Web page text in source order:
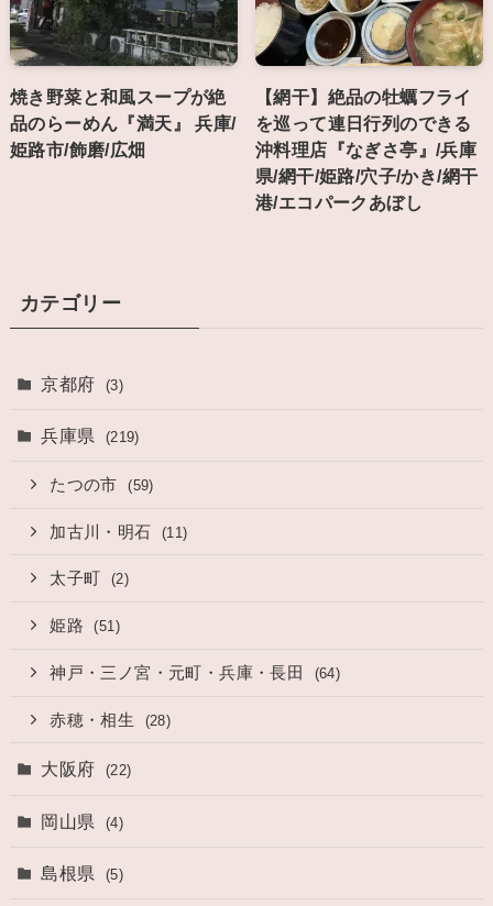
焼き野菜と和風スープが絶
品のらーめん『満天』 兵庫/
姫路市/飾磨/広畑
【網干】絶品の牡蠣フライ
を巡って連日行列のできる
沖料理店『なぎさ亭』/兵庫
県/網干/姫路/穴子/かき/網干
港/エコパークあぼし
カテゴリー
京都府 (3)
兵庫県 (219)
たつの市 (59)
加古川・明石 (11)
太子町 (2)
姫路 (51)
神戸・三ノ宮・元町・兵庫・長田 (64)
赤穂・相生 (28)
大阪府 (22)
岡山県 (4)
島根県 (5)